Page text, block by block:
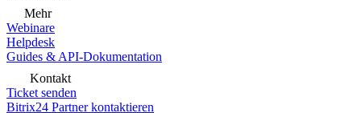
Mehr
Webinare
Helpdesk
Guides & API-Dokumentation
Kontakt
Ticket senden
Bitrix24 Partner kontaktieren